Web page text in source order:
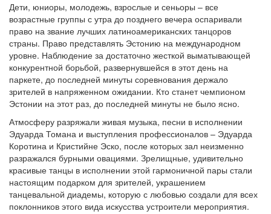
Дети, юниоры, молодежь, взрослые и сеньоры – все
возрастные группы с утра до позднего вечера оспаривали
право на звание лучших латиноамериканских танцоров
страны. Право представлять Эстонию на международном
уровне. Наблюдение за достаточно жесткой выматывающей
конкурентной борьбой, развернувшейся в этот день на
паркете, до последней минуты соревнования держало
зрителей в напряженном ожидании. Кто станет чемпионом
Эстонии на этот раз, до последней минуты не было ясно.
Атмосферу разряжали живая музыка, песни в исполнении
Эдуарда Томана и выступления профессионалов – Эдуарда
Коротина и Кристийне Эско, после которых зал неизменно
разражался бурными овациями. Зрелищные, удивительно
красивые танцы в исполнении этой гармоничной пары стали
настоящим подарком для зрителей, украшением
танцевальной диадемы, которую с любовью создали для всех
поклонников этого вида искусства устроители мероприятия.